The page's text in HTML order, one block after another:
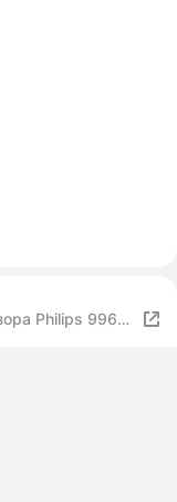
Philips 9965